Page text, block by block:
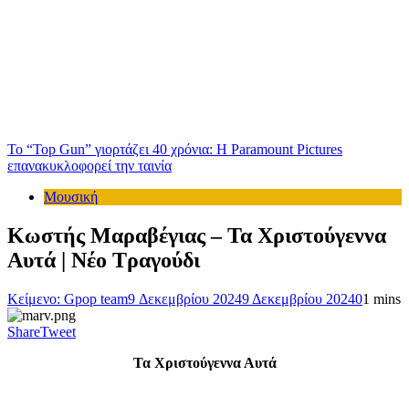
Το “Top Gun” γιορτάζει 40 χρόνια: Η Paramount Pictures
επανακυκλοφορεί την ταινία
Μουσική
Κωστής Μαραβέγιας – Τα Χριστούγεννα
Αυτά | Νέο Τραγούδι
Κείμενο: Gpop team9 Δεκεμβρίου 20249 Δεκεμβρίου 202401 mins
ShareTweet
Τα Χριστούγεννα Αυτά